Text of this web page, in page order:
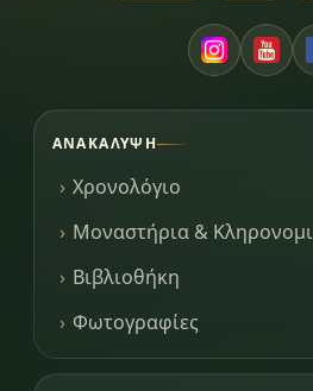
ΑΝΑΚΆΛΥΨΗ
Χρονολόγιο
Μοναστήρια &
Βιβλιοθήκη
Φωτογραφίες